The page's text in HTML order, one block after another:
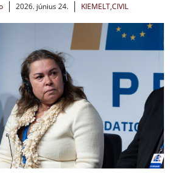
2026. június 24. KIEMELT,CIVIL